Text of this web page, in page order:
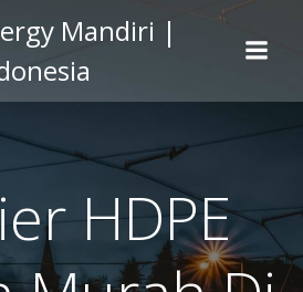
to
content
Mandiri |
HDPE